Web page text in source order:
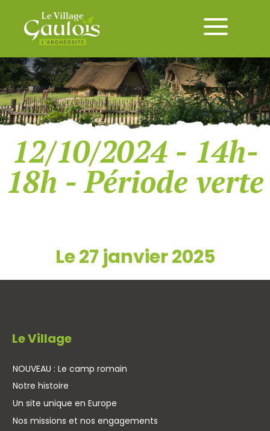
12/10/2024 - 14h-
18h - Période verte
Le 27 janvier 2025
Le Village
NOUVEAU : Le camp romain
Notre histoire
Un site unique en Europe
Nos missions et nos engagements